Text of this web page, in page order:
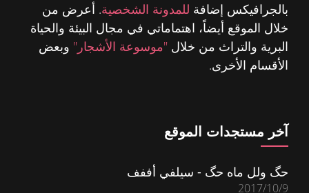
بالجرافيكس إضافة للمدونة الشخصية. أعرض من
خلال الموقع أيضاً، اهتماماتي في مجال البيئة والحياة
البرية والتراث من خلال "موسوعة الأشجار" وبعض
الأقسام الأخرى.
آخر مستجدات الموقع
حگ ولل ماه حگ - سيلفي أففف
2017/10/9